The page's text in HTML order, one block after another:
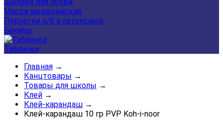
Маски медецинские
Перчатки х/б и латексные
Бахилы
Таблички
Главная →
Канцтовары →
Товары для школы →
Клей →
Клей-карандаш →
Клей-карандаш 10 гр PVP Koh-i-noor